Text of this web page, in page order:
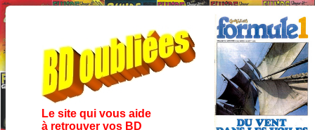
Le site qui vous aide
à retrouver vos BD